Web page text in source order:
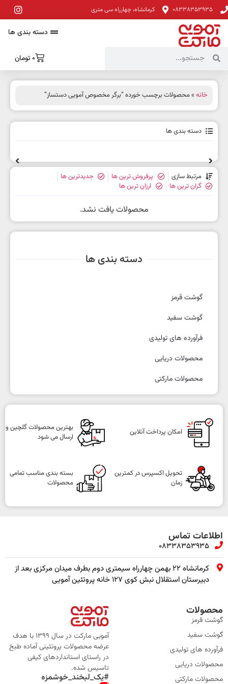
08338353935 کرمانشاه، چهارراه سی متری
دسته بندی ها
0 تومان
دسته بندی ها
گوشت قرمز
گوشت سفید
فرآورده های تولیدی
محصولات دریایی
محصولات مارکتی
خانه » محصولات برچسب خورده “برگر مخصوص آمویی دستساز”
دسته بندی ها
مرتبط سازی پرفروش ترین ها
جدیدترین ها
گران ترین ها
ارزان ترین ها
محصولات یافت نشد.
امکان پرداخت آنلاین
بهترین محصولات گلچین و
ارسال می شود
تحویل اکسپرس در کمترین
زمان
بسته بندی مناسب تمامی
محصولات
اطلاعات تماس
08338353935
کرمانشاه ۲۲ بهمن چهارراه سیمتری دوم بطرف میدان مرکزی بعد از
دبیرستان استقلال نبش کوی ۱۲۷ خانه پروتئین آمویی
محصولات
گوشت قرمز
گوشت سفید
فرآورده های تولیدی
محصولات دریایی
محصولات مارکتی
آمویی مارکت در سال 1399 با هدف
عرضه محصولات پروتئینی آماده طبخ
در راستای استانداردهای کیفی
تاسیس شده.
#یک_لبخند_خوشمزه